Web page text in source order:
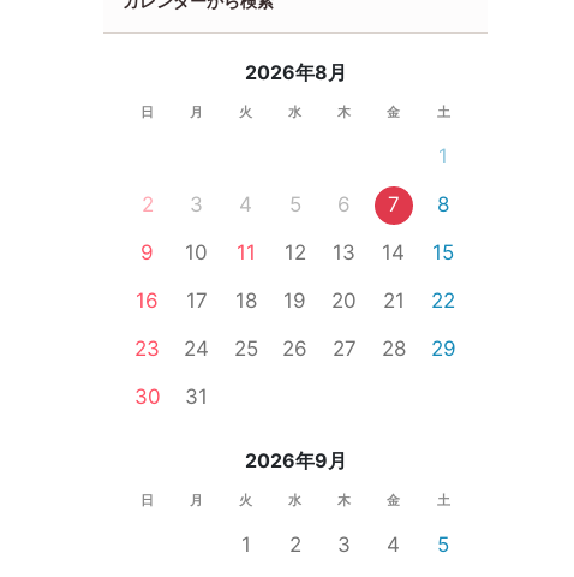
一人参加限定
2026年8月
日 月 火 水 木 金 土
1
2
3 4 5 6 7
8
9
10 11 12 13 14
15
16
17 18 19 20 21
22
23
24 25 26 27 28
29
30
31
2026年9月
日 月 火 水 木 金 土
1 2 3 4
5